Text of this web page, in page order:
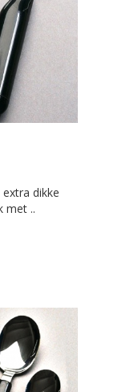
dikke
met ..